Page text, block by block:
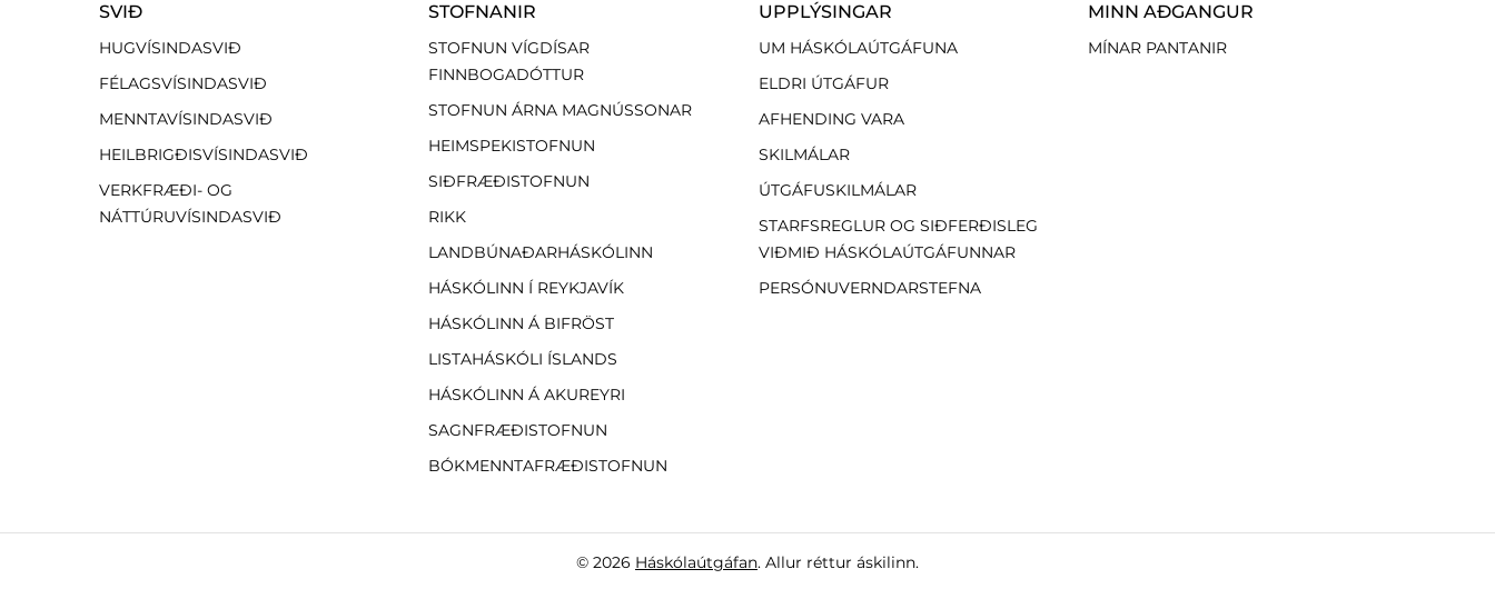
SVIÐ
HUGVÍSINDASVIÐ
FÉLAGSVÍSINDASVIÐ
MENNTAVÍSINDASVIÐ
HEILBRIGÐISVÍSINDASVIÐ
VERKFRÆÐI- OG
NÁTTÚRUVÍSINDASVIÐ
STOFNANIR
STOFNUN VÍGDÍSAR
FINNBOGADÓTTUR
STOFNUN ÁRNA MAGNÚSSONAR
HEIMSPEKISTOFNUN
SIÐFRÆÐISTOFNUN
RIKK
LANDBÚNAÐARHÁSKÓLINN
HÁSKÓLINN Í REYKJAVÍK
HÁSKÓLINN Á BIFRÖST
LISTAHÁSKÓLI ÍSLANDS
HÁSKÓLINN Á AKUREYRI
SAGNFRÆÐISTOFNUN
BÓKMENNTAFRÆÐISTOFNUN
UPPLÝSINGAR
UM HÁSKÓLAÚTGÁFUNA
ELDRI ÚTGÁFUR
AFHENDING VARA
SKILMÁLAR
ÚTGÁFUSKILMÁLAR
STARFSREGLUR OG SIÐFERÐISLEG
VIÐMIÐ HÁSKÓLAÚTGÁFUNNAR
PERSÓNUVERNDARSTEFNA
MINN AÐGANGUR
MÍNAR PANTANIR
© 2026 Háskólaútgáfan. Allur réttur áskilinn.